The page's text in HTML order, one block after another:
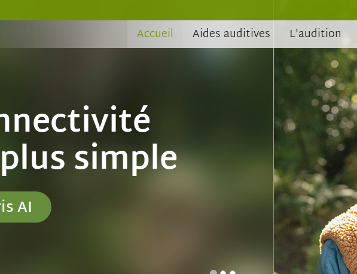
Accueil Aides auditives L'audition
La bonne
entendre à
Découvrez Aris AI